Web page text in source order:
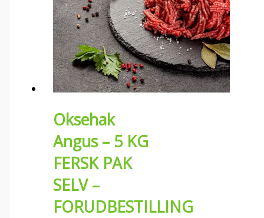
Oksehak
Angus – 5 KG
FERSK PAK
SELV –
FORUDBESTILLING